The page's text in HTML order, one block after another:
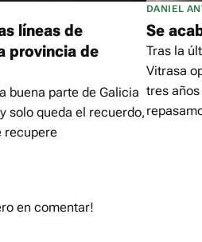
líneas de
provincia de
buena parte de Galicia
solo queda el recuerdo,
recupere
DANIEL
Se
Tras la
Vitrasa
tres
en comentar!